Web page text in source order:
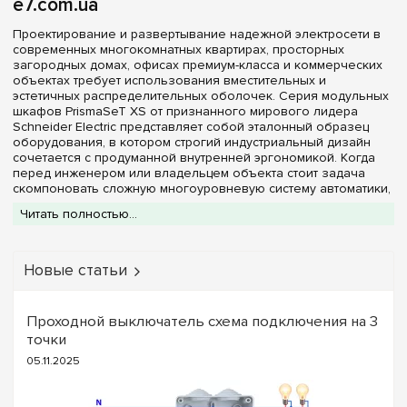
e7.com.ua
Проектирование и развертывание надежной электросети в
современных многокомнатных квартирах, просторных
загородных домах, офисах премиум-класса и коммерческих
объектах требует использования вместительных и
эстетичных распределительных оболочек. Серия модульных
шкафов PrismaSeT XS от признанного мирового лидера
Schneider Electric представляет собой эталонный образец
оборудования, в котором строгий индустриальный дизайн
сочетается с продуманной внутренней эргономикой. Когда
перед инженером или владельцем объекта стоит задача
скомпоновать сложную многоуровневую систему автоматики,
щит Schneider Electric PrismaSeT XS на 36 модулей
внешний вид распределительного узла.
емкостью 36 DIN-модулей. Корпуса всех представленных
моделей выполнены из высокопрочного белого пластика
механическим повреждениям, не желтеет от времени и
обладает свойствами самозатухания, гарантируя
максимальный уровень пожарной безопасности. Архитектура
Читать полностью...
Новые статьи
Проходной выключатель схема подключения на 3
точки
05.11.2025